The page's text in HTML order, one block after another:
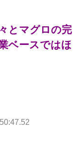
とマグロの完
ベースではほ